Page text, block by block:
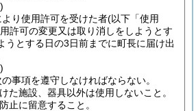
り使用許可を受けた者(以下「使用
許可の変更又は取り消しをしようとす
うとする日の3日前までに町長に届け出
事項を遵守しなければならない。
た施設、器具以外は使用しないこと。
止に留意すること。